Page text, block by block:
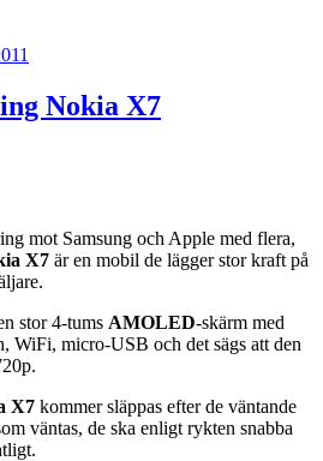
Nokia X7
mot Samsung och Apple med flera,
X7 är en mobil de lägger stor kraft på
stor 4-tums AMOLED-skärm med
WiFi, micro-USB och det sägs att den
X7 kommer släppas efter de väntande
väntas, de ska enligt rykten snabba